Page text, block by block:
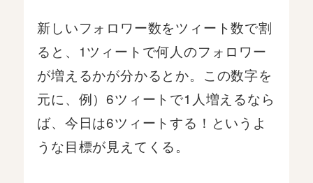
新しいフォロワー数をツィート数で割
ると、1ツィートで何人のフォロワー
が増えるかが分かるとか。この数字を
元に、例）6ツィートで1人増えるなら
ば、今日は6ツィートする！というよ
うな目標が見えてくる。